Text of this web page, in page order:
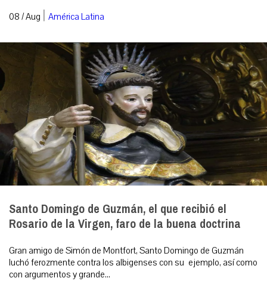
08 / Aug | América Latina
Santo Domingo de Guzmán, el que recibió el
Rosario de la Virgen, faro de la buena doctrina
Gran amigo de Simón de Montfort, Santo Domingo de Guzmán
luchó ferozmente contra los albigenses con su ejemplo, así como
con argumentos y grande...